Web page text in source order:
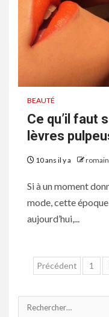
BEAUTÉ
Ce qu’il faut
lèvres
10 ans il y a romain
Si à un moment
mode, cette
aujourd’hui,...
articles
Précédent 1
Rechercher :